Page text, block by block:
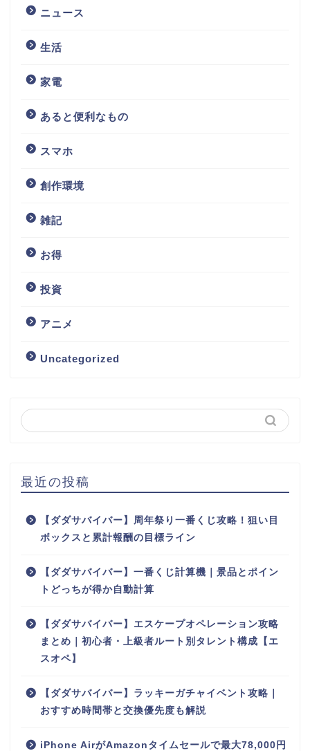
ニュース
生活
家電
あると便利なもの
スマホ
創作環境
雑記
お得
投資
アニメ
Uncategorized
最近の投稿
【ダダサバイバー】周年祭り一番くじ攻略！狙い目
ボックスと累計報酬の目標ライン
【ダダサバイバー】一番くじ計算機｜景品とポイン
トどっちが得か自動計算
【ダダサバイバー】エスケープオペレーション攻略
まとめ｜初心者・上級者ルート別タレント構成【エ
スオペ】
【ダダサバイバー】ラッキーガチャイベント攻略｜
おすすめ時間帯と交換優先度も解説
iPhone AirがAmazonタイムセールで最大78,000円